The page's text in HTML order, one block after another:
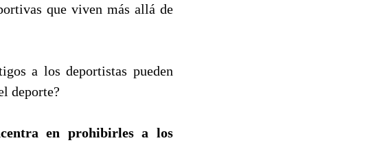
que viven más allá de
a los deportistas pueden
deporte?
en prohibirles a los